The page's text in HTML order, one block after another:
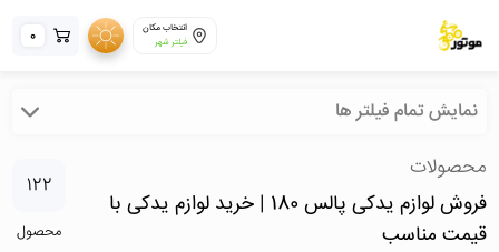
انتخاب مکان
فیلتر شهر
0
نمایش تمام فیلتر ها
محصولات
فروش لوازم یدکی پالس 180 | خرید لوازم یدکی با
قیمت مناسب
122
محصول